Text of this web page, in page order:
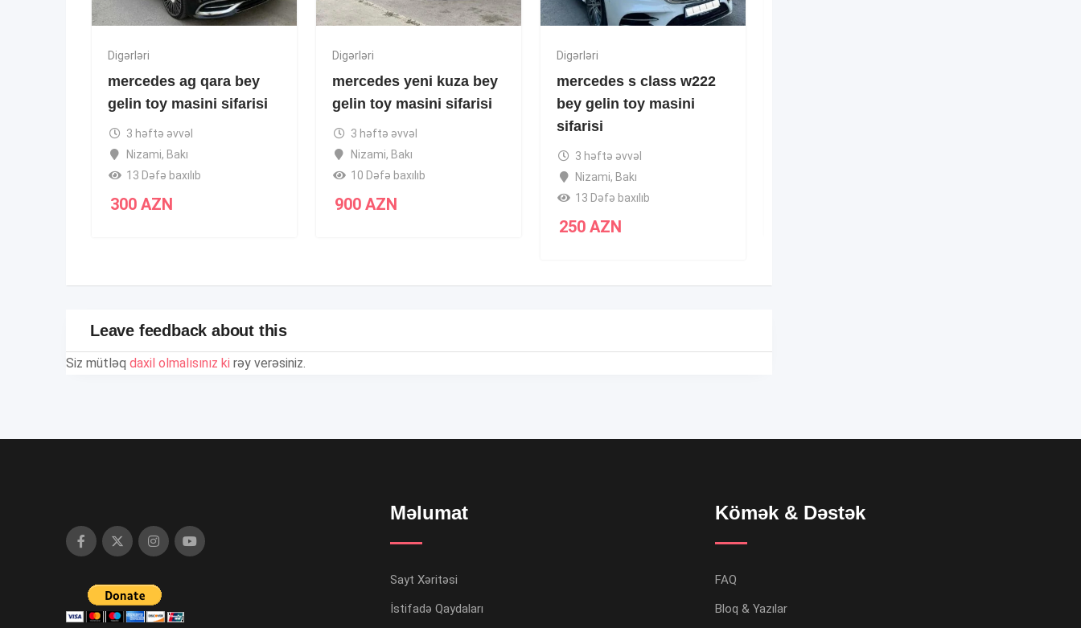
Digərləri
mercedes ag qara bey
gelin toy masini sifarisi
3 həftə əvvəl
Nizami, Bakı
13 Dəfə baxılıb
300 AZN
Digərləri
mercedes yeni kuza bey
gelin toy masini sifarisi
3 həftə əvvəl
Nizami, Bakı
10 Dəfə baxılıb
900AZN
Digərləri
mercedes s class w222
bey gelin toy masini
sifarisi
3 həftə əvvəl
Nizami, Bakı
13 Dəfə baxılıb
250AZN
Leave feedback about this
Siz mütləq daxil olmalısınız ki rəy verəsiniz.
Məlumat
Sayt Xəritəsi
İstifadə Qaydaları
Kömək & Dəstək
FAQ
Bloq & Yazılar